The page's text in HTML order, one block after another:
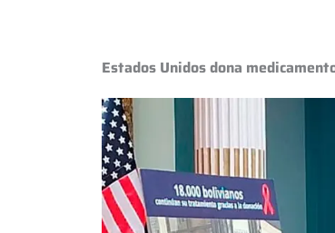
Estados Unidos dona